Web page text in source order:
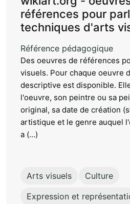
références pour
techniques d'arts
Référence pédagogique
Des oeuvres de références
visuels. Pour chaque oeuvre
descriptive est disponible.
l'oeuvre, son peintre ou sa
original, sa date de création
artistique et le genre auquel
a (...)
Arts visuels
Culture
Expression et